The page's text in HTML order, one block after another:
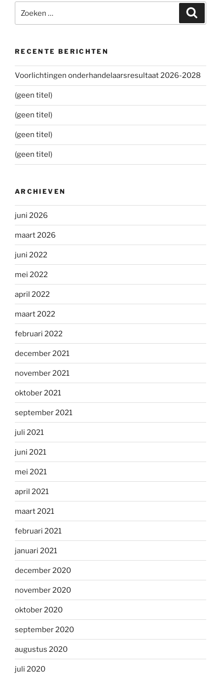
naar:
RECENTE BERICHTEN
Voorlichtingen onderhandelaarsresultaat 2026-2028
(geen titel)
(geen titel)
(geen titel)
(geen titel)
ARCHIEVEN
juni 2026
maart 2026
juni 2022
mei 2022
april 2022
maart 2022
februari 2022
december 2021
november 2021
oktober 2021
september 2021
juli 2021
juni 2021
mei 2021
april 2021
maart 2021
februari 2021
januari 2021
december 2020
november 2020
oktober 2020
september 2020
augustus 2020
juli 2020